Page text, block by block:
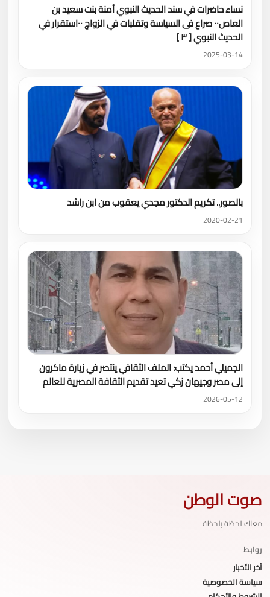
نساء حاضرات في سند الحديث النبوي أمنة بنت سعيد بن
العاص٠٠ صراع فى السياسة وتقلبات في الزواج ٠٠استقرار في
الحديث النبوي [ ٣ ]
2025-03-14
بالصور.. تكريم الدكتور مجدي يعقوب من ابن راشد
2020-02-21
الجميلي أحمد يكتب: الملف الثقافي ينتصر في زيارة ماكرون
إلى مصر وجيهان زكي تعيد تقديم الثقافة المصرية للعالم
2026-05-12
صوت الوطن
معاك لحظة بلحظة
روابط
آخر الأخبار
سياسة الخصوصية